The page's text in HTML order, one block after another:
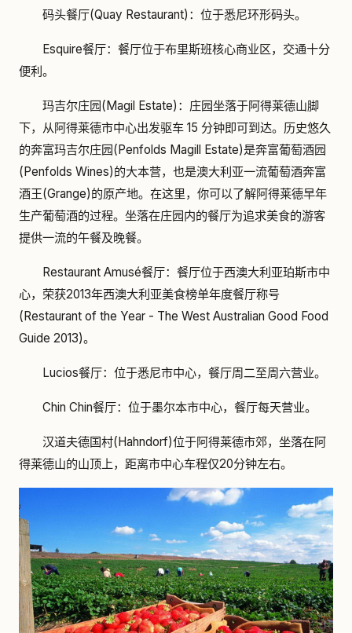
码头餐厅(Quay Restaurant)：位于悉尼环形码头。
Esquire餐厅：餐厅位于布里斯班核心商业区，交通十分
便利。
玛吉尔庄园(Magil Estate)：庄园坐落于阿得莱德山脚
下，从阿得莱德市中心出发驱车 15 分钟即可到达。历史悠久
的奔富玛吉尔庄园(Penfolds Magill Estate)是奔富葡萄酒园
(Penfolds Wines)的大本营，也是澳大利亚一流葡萄酒奔富
酒王(Grange)的原产地。在这里，你可以了解阿得莱德早年
生产葡萄酒的过程。坐落在庄园内的餐厅为追求美食的游客
提供一流的午餐及晚餐。
Restaurant Amusé餐厅：餐厅位于西澳大利亚珀斯市中
心，荣获2013年西澳大利亚美食榜单年度餐厅称号
(Restaurant of the Year - The West Australian Good Food
Guide 2013)。
Lucios餐厅：位于悉尼市中心，餐厅周二至周六营业。
Chin Chin餐厅：位于墨尔本市中心，餐厅每天营业。
汉道夫德国村(Hahndorf)位于阿得莱德市郊，坐落在阿
得莱德山的山顶上，距离市中心车程仅20分钟左右。